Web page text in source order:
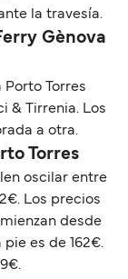
la travesía.
Gènova
Porto Torres
& Tirrenia. Los
a otra.
Torres
oscilar entre
Los precios
desde
es de 162€.